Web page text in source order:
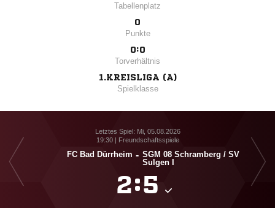
Tabellenplatz
0
Punkte
0:0
Torverhältnis
1.KREISLIGA (A)
Spielklasse
Letztes Spiel: Mi, 05.08.2026
19:30 | Freundschaftsspiele
FC Bad Dürrheim - SGM 08 Schramberg /​ SV
Sulgen I
: